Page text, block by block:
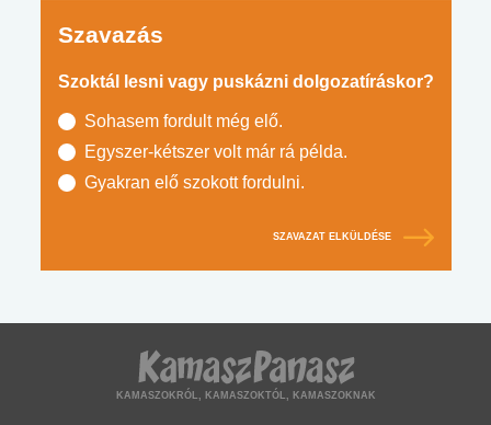
Szavazás
Szoktál lesni vagy puskázni dolgozatíráskor?
Sohasem fordult még elő.
Egyszer-kétszer volt már rá példa.
Gyakran elő szokott fordulni.
SZAVAZAT ELKÜLDÉSE
KAMASZOKRÓL, KAMASZOKTÓL, KAMASZOKNAK